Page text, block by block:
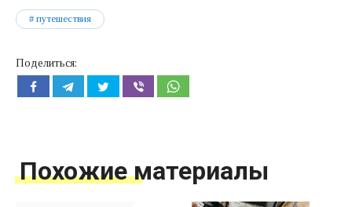
путешествия
Поделиться:
Похожие материалы